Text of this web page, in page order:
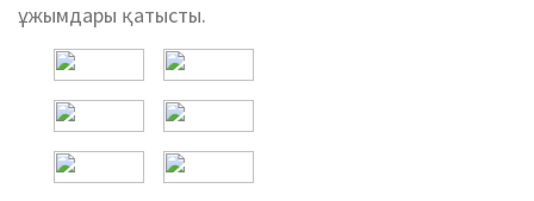
ұжымдары қатысты.